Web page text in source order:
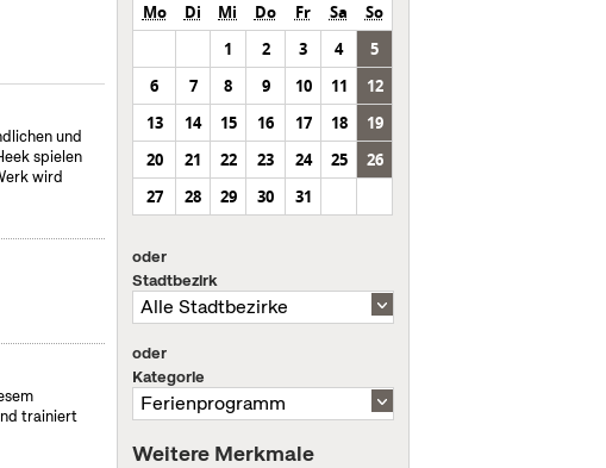
und
spielen
wird
trainiert
Mo Di Mi Do Fr Sa
So
1
2 3 4
5
6
7 8 9 10 11
12
13
14 15 16 17 18
19
20
21 22 23 24 25
26
27
28 29 30 31
oder
Stadtbezirk
oder
Kategorie
Weitere Merkmale